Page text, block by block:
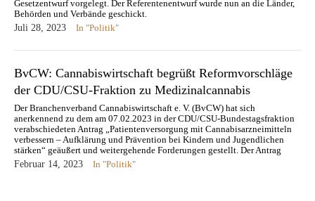
Gesetzentwurf vorgelegt. Der Referentenentwurf wurde nun an die Länder,
Behörden und Verbände geschickt.
Juli 28, 2023
In "Politik"
BvCW: Cannabiswirtschaft begrüßt Reformvorschläge
der CDU/CSU-Fraktion zu Medizinalcannabis
Der Branchenverband Cannabiswirtschaft e. V. (BvCW) hat sich
anerkennend zu dem am 07.02.2023 in der CDU/CSU-Bundestagsfraktion
verabschiedeten Antrag „Patientenversorgung mit Cannabisarzneimitteln
verbessern – Aufklärung und Prävention bei Kindern und Jugendlichen
stärken“ geäußert und weitergehende Forderungen gestellt. Der Antrag
biete gute Ansätze zu den aktuell anstehenden Verbesserungsbedarfen bei
der Versorgung der…
Februar 14, 2023 In "Politik"